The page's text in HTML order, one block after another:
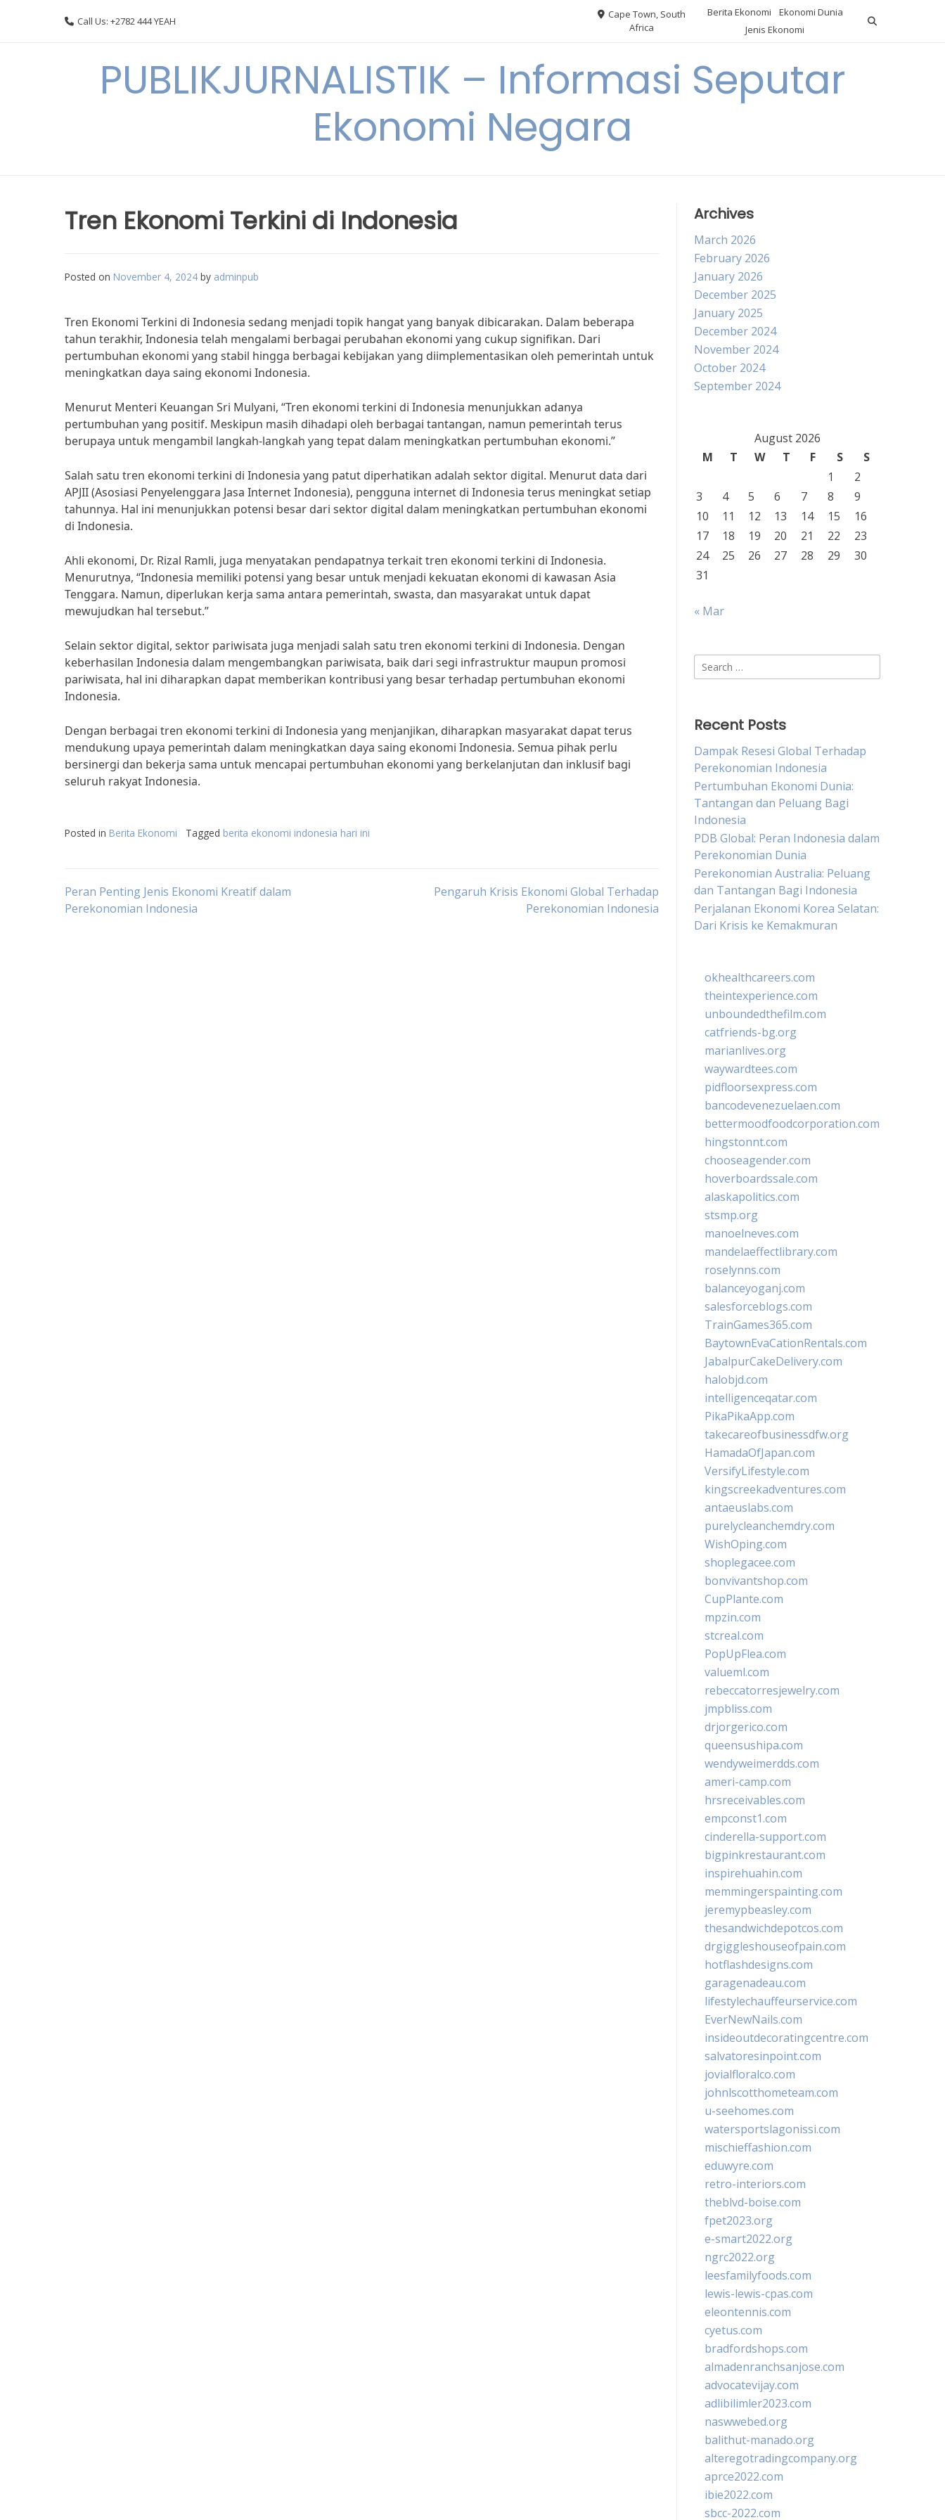
Call Us: +2782 444 YEAH
Cape Town, South
Africa
Berita Ekonomi
Ekonomi Dunia
Jenis Ekonomi
PUBLIKJURNALISTIK – Informasi Seputar
Ekonomi Negara
Tren Ekonomi Terkini di Indonesia
Posted on November 4, 2024 by adminpub
Tren Ekonomi Terkini di Indonesia sedang menjadi topik hangat yang banyak dibicarakan. Dalam beberapa
tahun terakhir, Indonesia telah mengalami berbagai perubahan ekonomi yang cukup signifikan. Dari
pertumbuhan ekonomi yang stabil hingga berbagai kebijakan yang diimplementasikan oleh pemerintah untuk
meningkatkan daya saing ekonomi Indonesia.
Menurut Menteri Keuangan Sri Mulyani, “Tren ekonomi terkini di Indonesia menunjukkan adanya
pertumbuhan yang positif. Meskipun masih dihadapi oleh berbagai tantangan, namun pemerintah terus
berupaya untuk mengambil langkah-langkah yang tepat dalam meningkatkan pertumbuhan ekonomi.”
Salah satu tren ekonomi terkini di Indonesia yang patut diperhatikan adalah sektor digital. Menurut data dari
APJII (Asosiasi Penyelenggara Jasa Internet Indonesia), pengguna internet di Indonesia terus meningkat setiap
tahunnya. Hal ini menunjukkan potensi besar dari sektor digital dalam meningkatkan pertumbuhan ekonomi
di Indonesia.
Ahli ekonomi, Dr. Rizal Ramli, juga menyatakan pendapatnya terkait tren ekonomi terkini di Indonesia.
Menurutnya, “Indonesia memiliki potensi yang besar untuk menjadi kekuatan ekonomi di kawasan Asia
Tenggara. Namun, diperlukan kerja sama antara pemerintah, swasta, dan masyarakat untuk dapat
mewujudkan hal tersebut.”
Selain sektor digital, sektor pariwisata juga menjadi salah satu tren ekonomi terkini di Indonesia. Dengan
keberhasilan Indonesia dalam mengembangkan pariwisata, baik dari segi infrastruktur maupun promosi
pariwisata, hal ini diharapkan dapat memberikan kontribusi yang besar terhadap pertumbuhan ekonomi
Indonesia.
Dengan berbagai tren ekonomi terkini di Indonesia yang menjanjikan, diharapkan masyarakat dapat terus
mendukung upaya pemerintah dalam meningkatkan daya saing ekonomi Indonesia. Semua pihak perlu
bersinergi dan bekerja sama untuk mencapai pertumbuhan ekonomi yang berkelanjutan dan inklusif bagi
seluruh rakyat Indonesia.
Posted in Berita Ekonomi Tagged berita ekonomi indonesia hari ini
Post
Peran Penting Jenis Ekonomi Kreatif dalam
Perekonomian Indonesia
Pengaruh Krisis Ekonomi Global Terhadap
Perekonomian Indonesia
Archives
March 2026
February 2026
January 2026
December 2025
January 2025
December 2024
November 2024
October 2024
September 2024
August 2026
M
T W T F S
S
1
2
3
4 5 6 7 8
9
10
11 12 13 14 15
16
17
18 19 20 21 22
23
24
25 26 27 28 29
30
31
« Mar
Search
for:
Recent Posts
Dampak Resesi Global Terhadap
Perekonomian Indonesia
Pertumbuhan Ekonomi Dunia:
Tantangan dan Peluang Bagi
Indonesia
PDB Global: Peran Indonesia dalam
Perekonomian Dunia
Perekonomian Australia: Peluang
dan Tantangan Bagi Indonesia
Perjalanan Ekonomi Korea Selatan:
Dari Krisis ke Kemakmuran
okhealthcareers.com
theintexperience.com
unboundedthefilm.com
catfriends-bg.org
marianlives.org
waywardtees.com
pidfloorsexpress.com
bancodevenezuelaen.com
bettermoodfoodcorporation.com
hingstonnt.com
chooseagender.com
hoverboardssale.com
alaskapolitics.com
stsmp.org
manoelneves.com
mandelaeffectlibrary.com
roselynns.com
balanceyoganj.com
salesforceblogs.com
TrainGames365.com
BaytownEvaCationRentals.com
JabalpurCakeDelivery.com
halobjd.com
intelligenceqatar.com
PikaPikaApp.com
takecareofbusinessdfw.org
HamadaOfJapan.com
VersifyLifestyle.com
kingscreekadventures.com
antaeuslabs.com
purelycleanchemdry.com
WishOping.com
shoplegacee.com
bonvivantshop.com
CupPlante.com
mpzin.com
stcreal.com
PopUpFlea.com
valueml.com
rebeccatorresjewelry.com
jmpbliss.com
drjorgerico.com
queensushipa.com
wendyweimerdds.com
ameri-camp.com
hrsreceivables.com
empconst1.com
cinderella-support.com
bigpinkrestaurant.com
inspirehuahin.com
memmingerspainting.com
jeremypbeasley.com
thesandwichdepotcos.com
drgiggleshouseofpain.com
hotflashdesigns.com
garagenadeau.com
lifestylechauffeurservice.com
EverNewNails.com
insideoutdecoratingcentre.com
salvatoresinpoint.com
jovialfloralco.com
johnlscotthometeam.com
u-seehomes.com
watersportslagonissi.com
mischieffashion.com
eduwyre.com
retro-interiors.com
theblvd-boise.com
fpet2023.org
e-smart2022.org
ngrc2022.org
leesfamilyfoods.com
lewis-lewis-cpas.com
eleontennis.com
cyetus.com
bradfordshops.com
almadenranchsanjose.com
advocatevijay.com
adlibilimler2023.com
naswwebed.org
balithut-manado.org
alteregotradingcompany.org
aprce2022.com
ibie2022.com
sbcc-2022.com